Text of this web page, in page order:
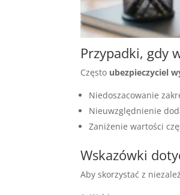
Przypadki, gdy
Często ubezpieczyciel
Niedoszacowanie
Nieuwzględnienie
Zaniżenie wartości
Wskazówki
Aby skorzystać z